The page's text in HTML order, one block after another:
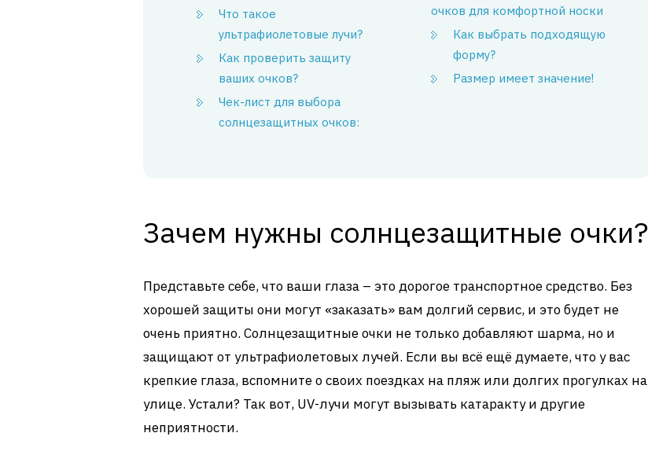
Что такое
ультрафиолетовые лучи?
Как проверить защиту
ваших очков?
Чек-лист для выбора
солнцезащитных очков:
очков для комфортной носки
Как выбрать подходящую
форму?
Размер имеет значение!
Зачем нужны солнцезащитные очки?
Представьте себе, что ваши глаза – это дорогое транспортное средство. Без
хорошей защиты они могут «заказать» вам долгий сервис, и это будет не
очень приятно. Солнцезащитные очки не только добавляют шарма, но и
защищают от ультрафиолетовых лучей. Если вы всё ещё думаете, что у вас
крепкие глаза, вспомните о своих поездках на пляж или долгих прогулках на
улице. Устали? Так вот, UV-лучи могут вызывать катаракту и другие
неприятности.